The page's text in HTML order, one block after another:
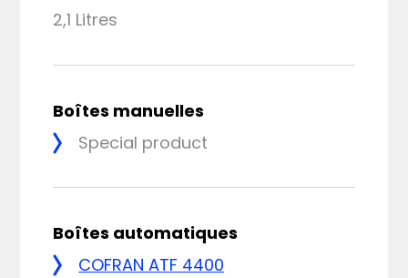
2,1 Litres
Boîtes manuelles
Special product
Boîtes automatiques
COFRAN ATF 4400